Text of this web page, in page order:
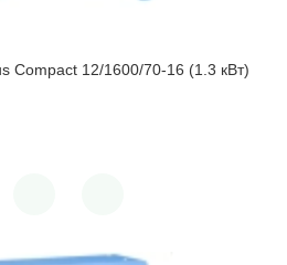
Compact 12/1600/70-16 (1.3 кВт)